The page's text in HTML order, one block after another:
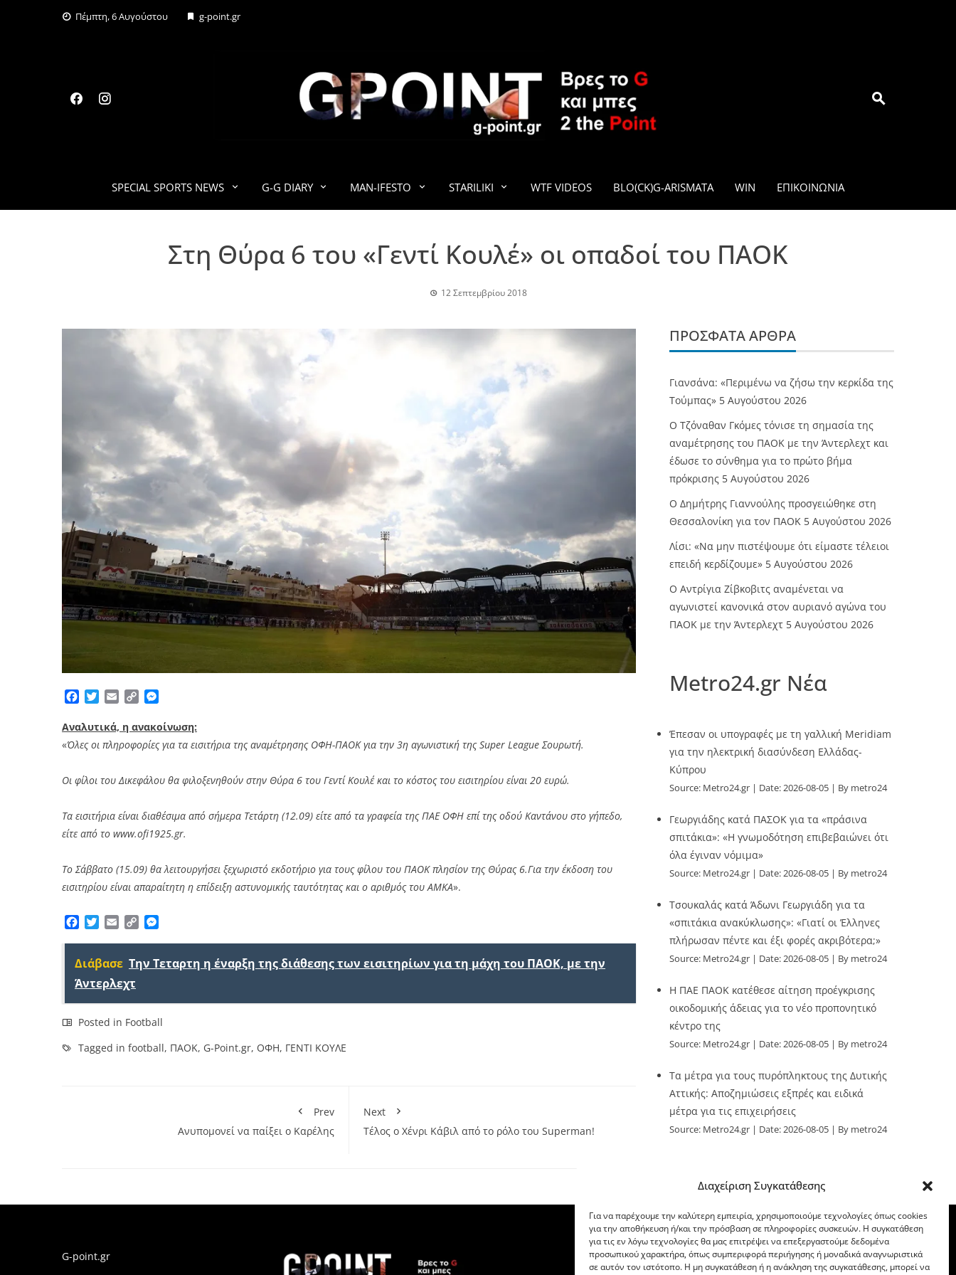
Διαχείριση Συγκατάθεσης
Για να παρέχουμε την καλύτερη εμπειρία, χρησιμοποιούμε τεχνολογίες όπως cookies
για την αποθήκευση ή/και την πρόσβαση σε πληροφορίες συσκευών. Η συγκατάθεση
για τις εν λόγω τεχνολογίες θα μας επιτρέψει να επεξεργαστούμε δεδομένα
προσωπικού χαρακτήρα, όπως συμπεριφορά περιήγησης ή μοναδικά αναγνωριστικά
σε αυτόν τον ιστότοπο. Η μη συγκατάθεση ή η ανάκληση της συγκατάθεσης, μπορεί να
Πέμπτη, 6 Αυγούστου g-point.gr
G-POINT.GR
SPECIAL SPORTS NEWS G-G DIARY MAN-IFESTO STARILIKI WTF VIDEOS BLO(CK)G-ARISMATA WIN ΕΠΙΚΟΙΝΩΝΊΑ
Στη Θύρα 6 του «Γεντί Κουλέ» οι οπαδοί του ΠΑΟΚ
12 Σεπτεμβρίου 2018
Facebook
TwitterEmailCopy
Αναλυτικά, η ανακοίνωση:
«Όλες οι πληροφορίες για τα εισιτήρια της αναμέτρησης ΟΦΗ-ΠΑΟΚ για την 3η αγωνιστική της Super League Σουρωτή.
Οι φίλοι του Δικεφάλου θα φιλοξενηθούν στην Θύρα 6 του Γεντί Κουλέ και το κόστος του εισιτηρίου είναι 20 ευρώ.
Τα εισιτήρια είναι διαθέσιμα από σήμερα Τετάρτη (12.09) είτε από τα γραφεία της ΠΑΕ ΟΦΗ επί της οδού Καντάνου στο γήπεδο,
είτε από το www.ofi1925.gr.
To Σάββατο (15.09) θα λειτουργήσει ξεχωριστό εκδοτήριο για τους φίλου του ΠΑΟΚ πλησίον της Θύρας 6.Για την έκδοση του
εισιτηρίου είναι απαραίτητη η επίδειξη αστυνομικής ταυτότητας και ο αριθμός του ΑΜΚΑ».
Facebook
TwitterEmailCopy
Διάβασε Την Τεταρτη η έναρξη της διάθεσης των εισιτηρίων για τη μάχη του ΠΑΟΚ, με την
Άντερλεχτ
Posted in Football
Tagged in football, ΠΑΟΚ, G-Point.gr, ΟΦΗ, ΓΕΝΤΙ ΚΟΥΛΕ
Prev
Ανυπομονεί να παίξει ο Καρέλης
Next
Τέλος ο Χένρι Κάβιλ από το ρόλο του Superman!
ΠΡΌΣΦΑΤΑ ΆΡΘΡΑ
Γιανσάνα: «Περιμένω να ζήσω την κερκίδα της
Τούμπας» 5 Αυγούστου 2026
Ο Τζόναθαν Γκόμες τόνισε τη σημασία της
αναμέτρησης του ΠΑΟΚ με την Άντερλεχτ και
έδωσε το σύνθημα για το πρώτο βήμα
πρόκρισης 5 Αυγούστου 2026
Ο Δημήτρης Γιαννούλης προσγειώθηκε στη
Θεσσαλονίκη για τον ΠΑΟΚ 5 Αυγούστου 2026
Λίσι: «Να μην πιστέψουμε ότι είμαστε τέλειοι
επειδή κερδίζουμε» 5 Αυγούστου 2026
Ο Αντρίγια Ζίβκοβιτς αναμένεται να
αγωνιστεί κανονικά στον αυριανό αγώνα του
ΠΑΟΚ με την Άντερλεχτ 5 Αυγούστου 2026
Metro24.gr Νέα
Έπεσαν οι υπογραφές με τη γαλλική Meridiam
για την ηλεκτρική διασύνδεση Ελλάδας-
Κύπρου
Source: Metro24.gr Date: 2026-08-05 By metro24
Γεωργιάδης κατά ΠΑΣΟΚ για τα «πράσινα
σπιτάκια»: «Η γνωμοδότηση επιβεβαιώνει ότι
όλα έγιναν νόμιμα»
Source: Metro24.gr Date: 2026-08-05 By metro24
Τσουκαλάς κατά Άδωνι Γεωργιάδη για τα
«σπιτάκια ανακύκλωσης»: «Γιατί οι Έλληνες
πλήρωσαν πέντε και έξι φορές ακριβότερα;»
Source: Metro24.gr Date: 2026-08-05 By metro24
Η ΠΑΕ ΠΑΟΚ κατέθεσε αίτηση προέγκρισης
οικοδομικής άδειας για το νέο προπονητικό
κέντρο της
Source: Metro24.gr Date: 2026-08-05 By metro24
Τα μέτρα για τους πυρόπληκτους της Δυτικής
Αττικής: Αποζημιώσεις εξπρές και ειδικά
μέτρα για τις επιχειρήσεις
Source: Metro24.gr Date: 2026-08-05 By metro24
G-point.gr